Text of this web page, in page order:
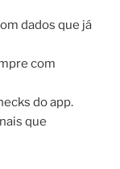
dados que já
com
do app.
que